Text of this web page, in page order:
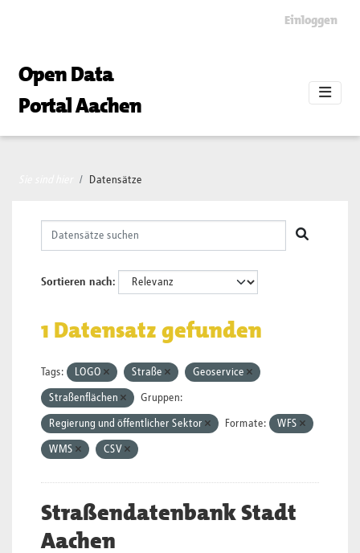
Einloggen
Open Data
Portal Aachen
Datensätze
Sortieren nach
1 Datensatz gefunden
Tags: LOGO Straße Geoservice
Straßenflächen Gruppen:
Regierung und öffentlicher Sektor Formate: WFS
WMS CSV
Straßendatenbank Stadt
Aachen